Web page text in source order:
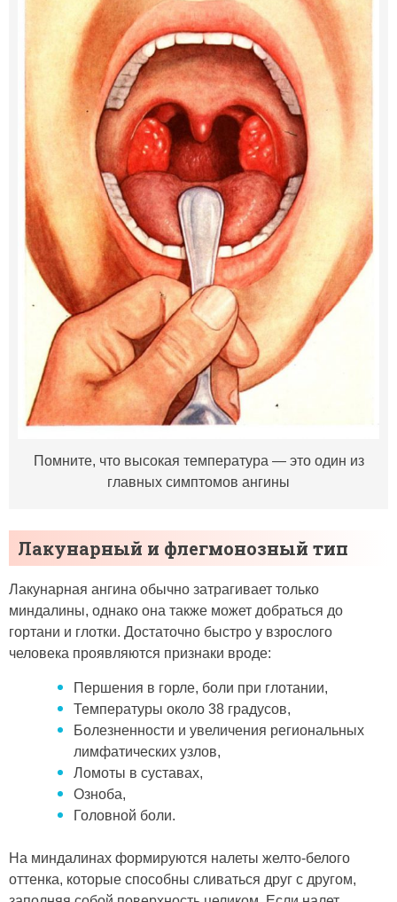
Помните, что высокая температура — это один из
главных симптомов ангины
Лакунарный и флегмонозный тип
Лакунарная ангина обычно затрагивает только
миндалины, однако она также может добраться до
гортани и глотки. Достаточно быстро у взрослого
человека проявляются признаки вроде:
Першения в горле, боли при глотании,
Температуры около 38 градусов,
Болезненности и увеличения региональных
лимфатических узлов,
Ломоты в суставах,
Озноба,
Головной боли.
На миндалинах формируются налеты желто-белого
оттенка, которые способны сливаться друг с другом,